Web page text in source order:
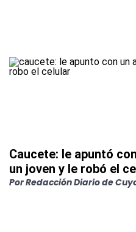
Caucete: le apuntó
un joven y le robó el
PorRedacción Diario de